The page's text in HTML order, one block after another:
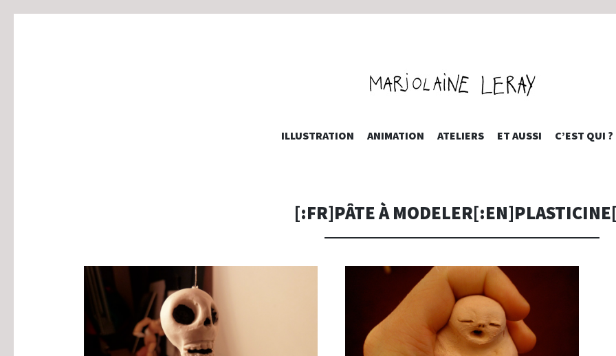
MARJOLAINE LERAY
ALLER
ILLUSTRATION ANIMATION ATELIERS ET AUSSI C’EST QUI ?
[:FR]PÂTE À